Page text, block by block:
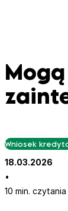
Wniosek
18.03.2026
•
10 min. czytania